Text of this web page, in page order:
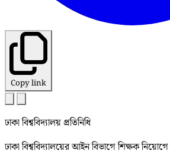
Copy link
ঢাকা বিশ্ববিদ্যালয় প্রতিনিধি
ঢাকা বিশ্ববিদ্যালয়ের আইন বিভাগে শিক্ষক